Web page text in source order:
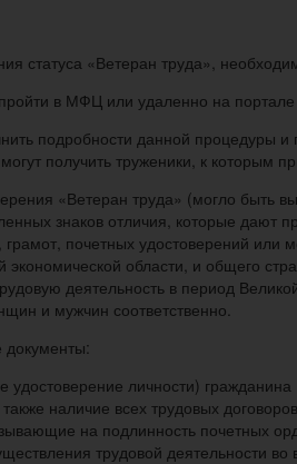
статуса «Ветеран труда»,
в МФЦ или удаленно на портале
подробности данной процедуры и
получить труженики, к которым
«Ветеран труда» (могло быть
знаков отличия, которые дают
почетных удостоверений или
экономической области, и общего
деятельность в период
и мужчин соответственно.
удостоверение личности)
наличие всех трудовых
на подлинность почетных
трудовой деятельности